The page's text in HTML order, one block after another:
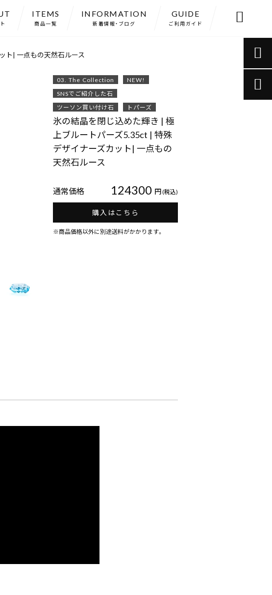
ITEMS
商品一覧
INFORMATION
新着情報・ブログ
GUIDE
ご利用ガイド 
ト| 一点もの天然石ルース
03. The Collection
NEW!
SNSでご紹介した石
ツーソン買い付け石
トパーズ
氷の結晶を閉じ込めた輝き | 極
上ブルートパーズ5.35ct | 特殊
デザイナーズカット| 一点もの
天然石ルース
通常価格 124300 円(税込)
購入はこちら
※商品価格以外に別途送料がかかります。

